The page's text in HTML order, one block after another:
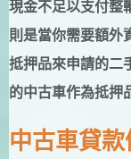
現金不足以支付整
則是當你需要額外
抵押品來申請的二
的中古車作為抵押
中古車貸款